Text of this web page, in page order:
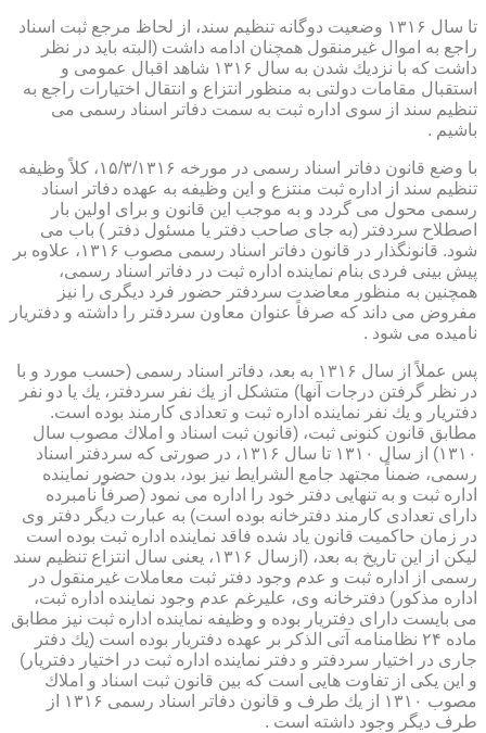
تا سال ۱۳۱۶ وضعیت دوگانه تنظیم سند، از لحاظ مرجع ثبت اسناد
راجع به اموال غیرمنقول همچنان ادامه داشت (البته باید در نظر
داشت كه با نزدیك شدن به سال ۱۳۱۶ شاهد اقبال عمومی و
استقبال مقامات دولتی به منظور انتزاع و انتقال اختیارات راجع به
تنظیم سند از سوی اداره ثبت به سمت دفاتر اسناد رسمی می
باشیم .
با وضع قانون دفاتر اسناد رسمی در مورخه ۱۵/۳/۱۳۱۶، كلاً وظیفه
تنظیم سند از اداره ثبت منتزع و این وظیفه به عهده دفاتر اسناد
رسمی محول می گردد و به موجب این قانون و برای اولین بار
اصطلاح سردفتر (به جای صاحب دفتر یا مسئول دفتر ) باب می
شود. قانونگذار در قانون دفاتر اسناد رسمی مصوب ۱۳۱۶، علاوه بر
پیش بینی فردی بنام نماینده اداره ثبت در دفاتر اسناد رسمی،
همچنین به منظور معاضدت سردفتر حضور فرد دیگری را نیز
مفروض می داند كه صرفاً عنوان معاون سردفتر را داشته و دفتریار
نامیده می شود .
پس عملاً از سال ۱۳۱۶ به بعد، دفاتر اسناد رسمی (حسب مورد و با
در نظر گرفتن درجات آنها) متشكل از یك نفر سردفتر، یك یا دو نفر
دفتریار و یك نفر نماینده اداره ثبت و تعدادی كارمند بوده است.
مطابق قانون كنونی ثبت، (قانون ثبت اسناد و املاك مصوب سال
۱۳۱۰) از سال ۱۳۱۰ تا سال ۱۳۱۶، در صورتی كه سردفتر اسناد
رسمی، ضمناً مجتهد جامع الشرایط نیز بود، بدون حضور نماینده
اداره ثبت و به تنهایی دفتر خود را اداره می نمود (صرفاً نامبرده
دارای تعدادی كارمند دفترخانه بوده است) به عبارت دیگر دفتر وی
در زمان حاكمیت قانون یاد شده فاقد نماینده اداره ثبت بوده است
لیكن از این تاریخ به بعد، (ازسال ۱۳۱۶، یعنی سال انتزاع تنظیم سند
رسمی از اداره ثبت و عدم وجود دفتر ثبت معاملات غیرمنقول در
اداره مذكور) دفترخانه وی، علیرغم عدم وجود نماینده اداره ثبت،
می بایست دارای دفتریار بوده و وظیفه نماینده اداره ثبت نیز مطابق
ماده ۲۴ نظامنامه آتی الذكر بر عهده دفتریار بوده است (یك دفتر
جاری در اختیار سردفتر و دفتر نماینده اداره ثبت در اختیار دفتریار)
و این یكی از تفاوت هایی است كه بین قانون ثبت اسناد و املاك
مصوب ۱۳۱۰ از یك طرف و قانون دفاتر اسناد رسمی ۱۳۱۶ از
طرف دیگر وجود داشته است .